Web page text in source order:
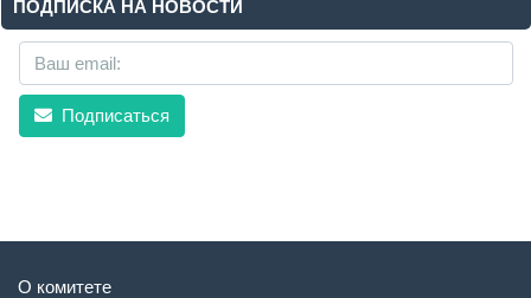
ПОДПИСКА НА НОВОСТИ
Подписаться
О комитете